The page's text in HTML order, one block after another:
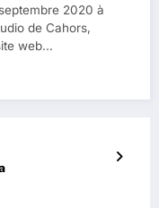
2020 à
de Cahors,
web...